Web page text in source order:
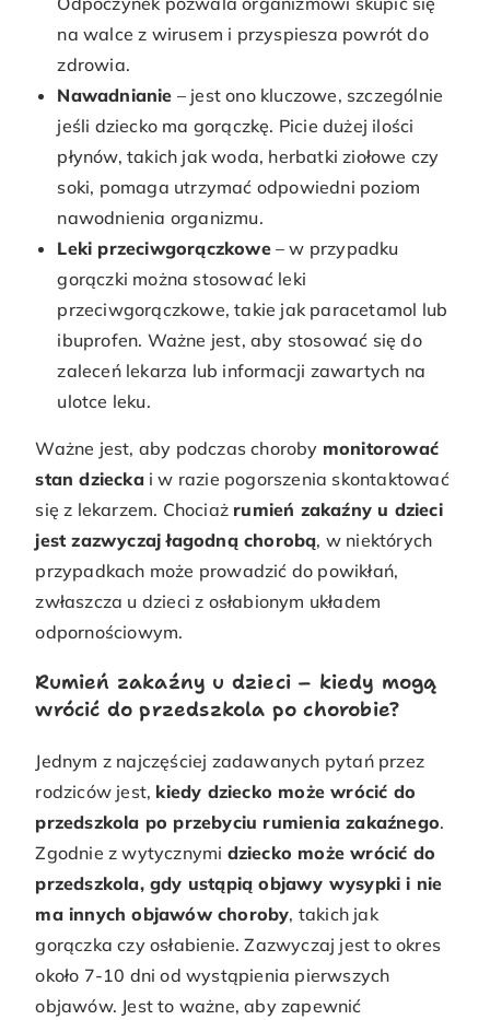
na walce z wirusem i przyspiesza powrót do
zdrowia.
Nawadnianie – jest ono kluczowe, szczególnie
jeśli dziecko ma gorączkę. Picie dużej ilości
płynów, takich jak woda, herbatki ziołowe czy
soki, pomaga utrzymać odpowiedni poziom
nawodnienia organizmu.
Leki przeciwgorączkowe– w przypadku
gorączki można stosować leki
przeciwgorączkowe, takie jak paracetamol lub
ibuprofen. Ważne jest, aby stosować się do
zaleceń lekarza lub informacji zawartych na
ulotce leku.
Ważne jest, aby podczas choroby monitorować
stan dzieckai w razie pogorszenia skontaktować
się z lekarzem. Chociaż rumień zakaźny u dzieci
jest zazwyczaj łagodną chorobą, w niektórych
przypadkach może prowadzić do powikłań,
zwłaszcza u dzieci z osłabionym układem
odpornościowym.
Rumień zakaźny u dzieci – kiedy mogą
wrócić do przedszkola po chorobie?
Jednym z najczęściej zadawanych pytań przez
rodziców jest, kiedy dziecko może wrócić do
przedszkola po przebyciu rumienia zakaźnego.
Zgodnie z wytycznymi dziecko może wrócić do
przedszkola, gdy ustąpią objawy wysypki i nie
ma innych objawów choroby, takich jak
gorączka czy osłabienie. Zazwyczaj jest to okres
około 7-10 dni od wystąpienia pierwszych
objawów. Jest to ważne, aby zapewnić